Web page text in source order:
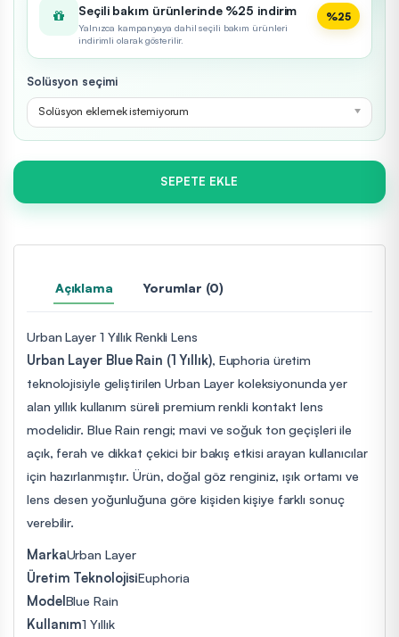
Seçili bakım ürünlerinde %25 indirim
Yalnızca kampanyaya dahil seçili bakım ürünleri
indirimli olarak gösterilir.
%25
Solüsyon seçimi
Solüsyon eklemek istemiyorum
SEPETE EKLE
Açıklama Yorumlar (0)
Urban Layer 1 Yıllık Renkli Lens
Urban Layer Blue Rain (1 Yıllık), Euphoria üretim
teknolojisiyle geliştirilen Urban Layer koleksiyonunda yer
alan yıllık kullanım süreli premium renkli kontakt lens
modelidir. Blue Rain rengi; mavi ve soğuk ton geçişleri ile
açık, ferah ve dikkat çekici bir bakış etkisi arayan kullanıcılar
için hazırlanmıştır. Ürün, doğal göz renginiz, ışık ortamı ve
lens desen yoğunluğuna göre kişiden kişiye farklı sonuç
verebilir.
MarkaUrban Layer
Üretim TeknolojisiEuphoria
ModelBlue Rain
Kullanım1 Yıllık